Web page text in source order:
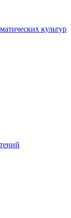
культур